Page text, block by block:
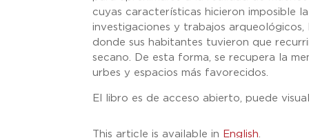
cuyas características hicieron imposible
investigaciones y trabajos
donde sus habitantes tuvieron que
secano. De esta forma, se recupera la
urbes y espacios más favorecidos.
El libro es de acceso abierto, puede
This article is available in English